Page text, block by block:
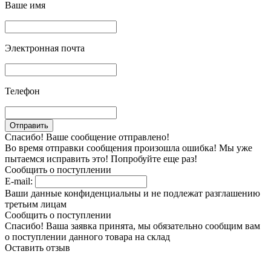
Ваше имя
Электронная почта
Телефон
Спасибо! Ваше сообщение отправлено!
Во время отправки сообщения произошла ошибка! Мы уже
пытаемся исправить это! Попробуйте еще раз!
Сообщить о поступлении
E-mail:
Ваши данные конфиденциальны и не подлежат разглашению
третьим лицам
Сообщить о поступлении
Спасибо! Ваша заявка принята, мы обязательно сообщим вам
о поступлении данного товара на склад
Оставить отзыв